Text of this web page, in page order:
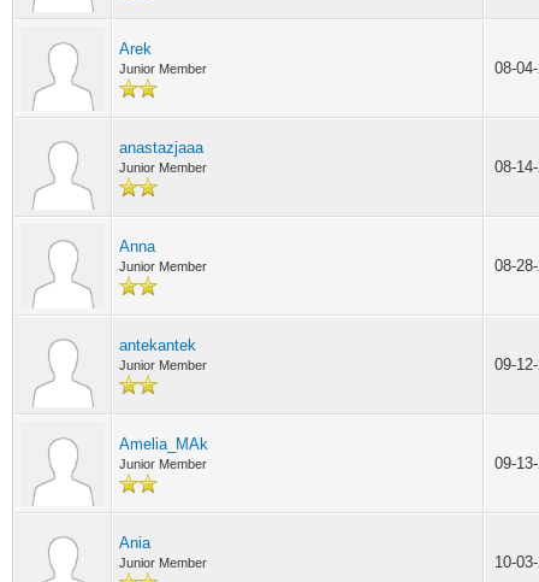
Arek
Junior Member 08-
anastazjaaa
Junior Member 08-
Anna
Junior Member 08-
antekantek
Junior Member 09-
Amelia_MAk
Junior Member 09-
Ania
Junior Member 10-